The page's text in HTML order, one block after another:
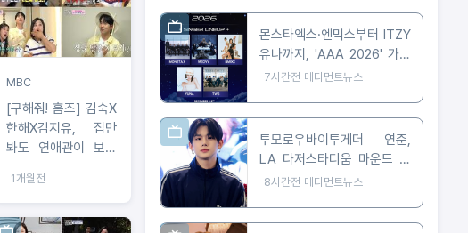
MBC
[구해줘! 홈즈] 김숙X
한해X김지유, 집만
봐도 연애관이 보인
집 임장!
1개월전
몬스타엑스·엔믹스부터 ITZY
유나까지, 'AAA 2026' 가오
슝 출격 확정
7시간전 메디먼트뉴스
투모로우바이투게더 연준,
LA 다저스타디움 마운드 선
다… 시구부터 무대까지
8시간전 메디먼트뉴스